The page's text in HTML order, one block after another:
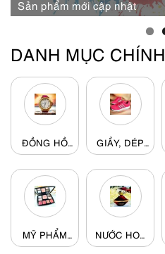
Sản phẩm mới cập nhật
Sản phẩm mới cập nhật
DANH MỤC CHÍNH
ĐỒNG HỒ
(378)
GIẦY, DÉP
(229)
MỸ PHẨM
(80)
NƯỚC HOA
(1178)